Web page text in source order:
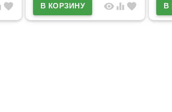
favorite visibility equalizer favorite